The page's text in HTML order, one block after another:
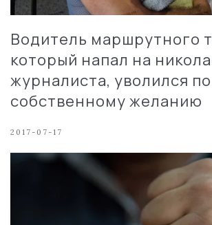
Водитель маршрутного
который напал на
журналиста, уволился по
собственному желанию
2017-07-17